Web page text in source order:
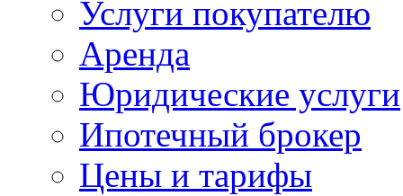
Услуги покупателю
Аренда
Юридические услуги
Ипотечный брокер
Цены и тарифы